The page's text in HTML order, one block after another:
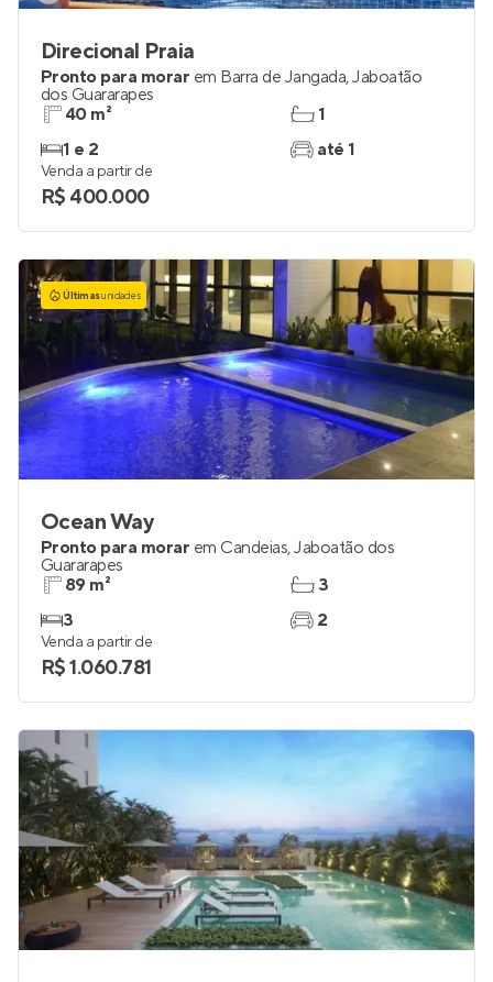
Direcional Praia
Pronto para morar em Barra de Jangada,Jaboatão
dos Guararapes
40 m²
1 e 2
1
até 1
Venda a partir de
R$ 400.000
Últimasunidades
Ocean Way
Pronto para morar em Candeias,Jaboatão dos
Guararapes
89 m²
3
3
2
Venda a partir de
R$ 1.060.781